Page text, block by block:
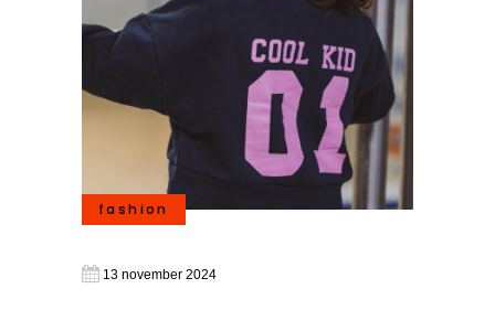
fashion
13 november 2024